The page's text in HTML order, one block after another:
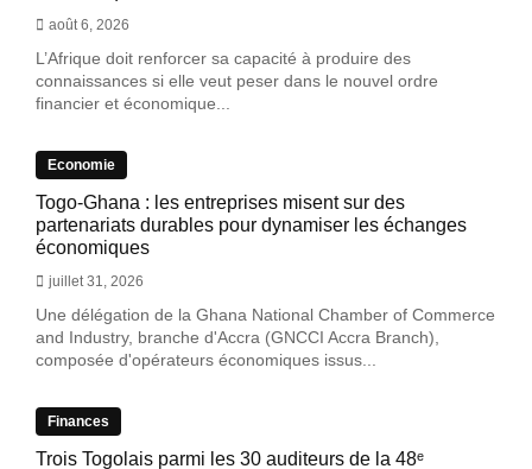
août 6, 2026
L’Afrique doit renforcer sa capacité à produire des
connaissances si elle veut peser dans le nouvel ordre
financier et économique...
Economie
Togo-Ghana : les entreprises misent sur des
partenariats durables pour dynamiser les échanges
économiques
juillet 31, 2026
Une délégation de la Ghana National Chamber of Commerce
and Industry, branche d'Accra (GNCCI Accra Branch),
composée d'opérateurs économiques issus...
Finances
Trois Togolais parmi les 30 auditeurs de la 48ᵉ